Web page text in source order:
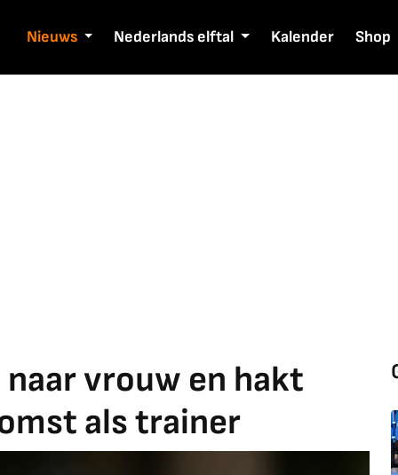
Nieuws Nederlands elftal Kalender Shop
vrouw en hakt
als trainer